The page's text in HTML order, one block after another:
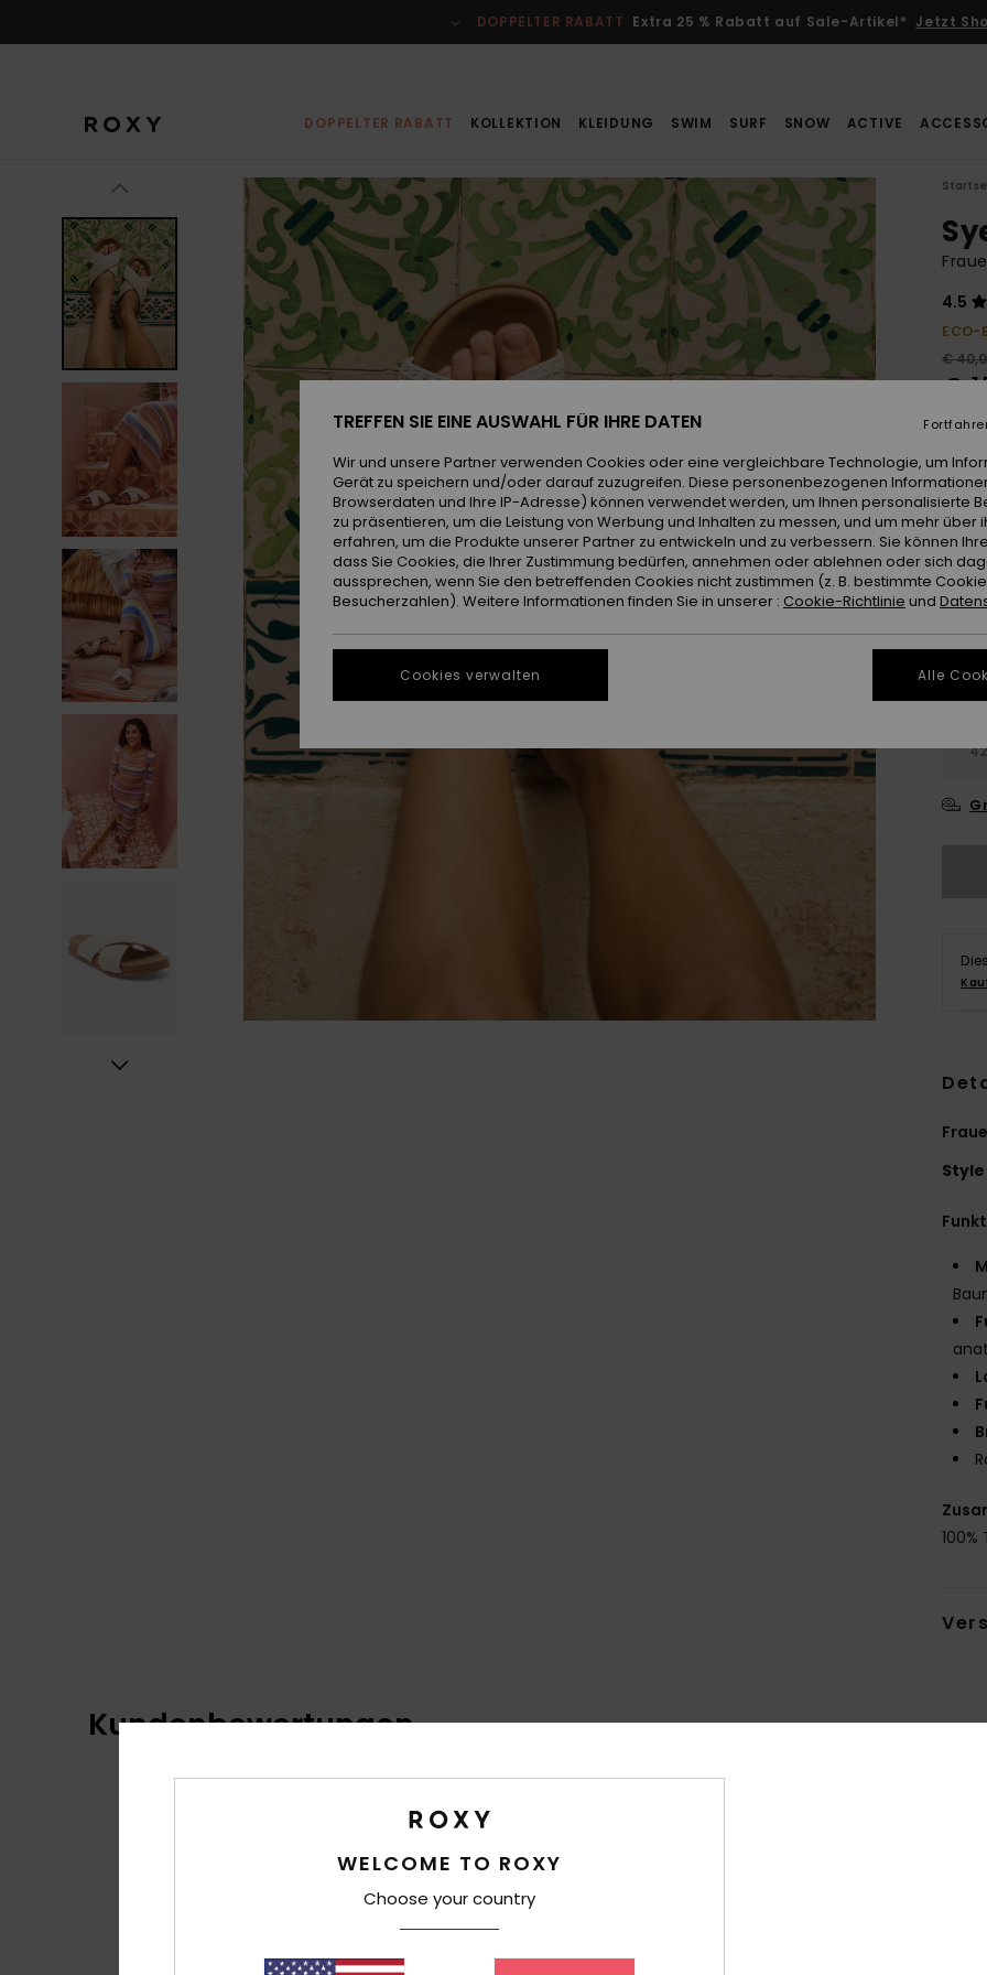
DOPPELTER RABATT Extra 25 % Rabatt auf Sale-Artikel* Jetzt
DOPPELTER RABATT KOLLEKTION KLEIDUNG SWIM SURF SNOW ACTIVE
4.5
ECO-
€
€
SALE
Farbe
42
Style
100%
Kundenbewertungen
75% unserer Kunden empfehlen dieses Produkt
WELCOME TO ROXY
Choose your country
TREFFEN SIE EINE AUSWAHL FÜR IHRE DATEN
Wir und unsere Partner verwenden Cookies oder eine vergleichbare Technologie, um
Gerät zu speichern und/oder darauf zuzugreifen. Diese personenbezogenen
Browserdaten und Ihre IP-Adresse) können verwendet werden, um Ihnen personalisierte
zu präsentieren, um die Leistung von Werbung und Inhalten zu messen, und um mehr über
erfahren, um die Produkte unserer Partner zu entwickeln und zu verbessern. Sie können
dass Sie Cookies, die Ihrer Zustimmung bedürfen, annehmen oder ablehnen oder sich
aussprechen, wenn Sie den betreffenden Cookies nicht zustimmen (z. B. bestimmte
Besucherzahlen). Weitere Informationen finden Sie in unserer : Cookie-Richtlinie und
Cookies verwalten Alle